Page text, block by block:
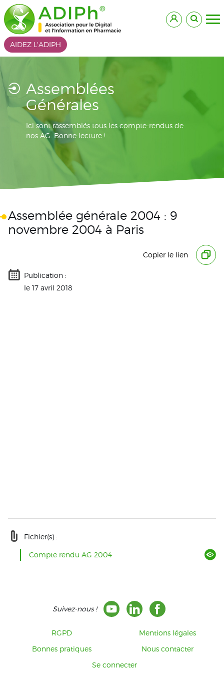
AIDEZ L'ADIPH
Assemblées
Générales
Ici sont rassemblés tous les compte-rendus de
nos AG. Bonne lecture !
Assemblée générale 2004 : 9
novembre 2004 à Paris
Copier le lien
Publication :
le 17 avril 2018
Fichier(s) :
Compte rendu AG 2004
Suivez-nous !
RGPD
Mentions légales
Bonnes pratiques
Nous contacter
Se connecter